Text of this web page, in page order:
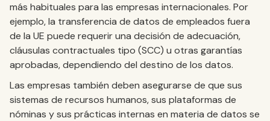
más habituales para las empresas internacionales. Por
ejemplo, la transferencia de datos de empleados fuera
de la UE puede requerir una decisión de adecuación,
cláusulas contractuales tipo (SCC) u otras garantías
aprobadas, dependiendo del destino de los datos.
Las empresas también deben asegurarse de que sus
sistemas de recursos humanos, sus plataformas de
nóminas y sus prácticas internas en materia de datos se